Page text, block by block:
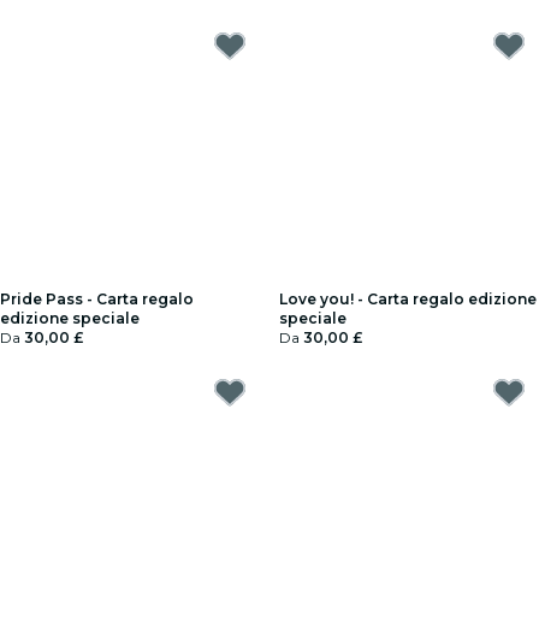
Pride Pass - Carta regalo
edizione speciale
Da 30,00 £
Love you! - Carta regalo edizione
speciale
Da 30,00 £